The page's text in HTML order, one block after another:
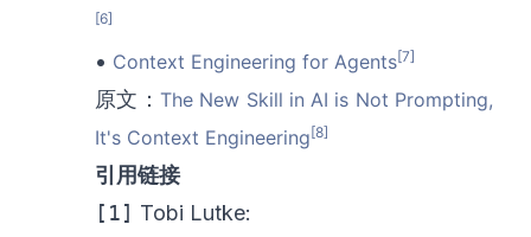
[6]
• Context Engineering for Agents[7]
原文： The New Skill in AI is Not Prompting,
It's Context Engineering [8]
引用链接
[1] Tobi Lutke: